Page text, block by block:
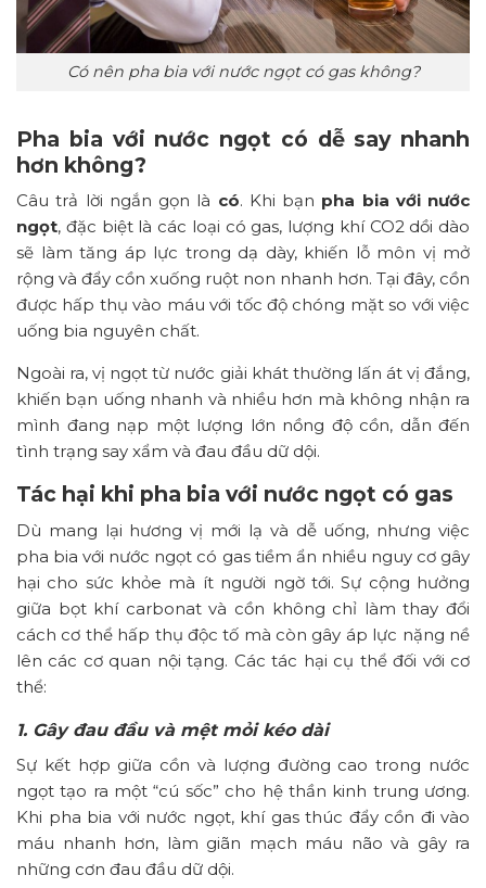
Có nên pha bia với nước ngọt có gas không?
Pha bia với nước ngọt có dễ say nhanh
hơn không?
Câu trả lời ngắn gọn là có. Khi bạn pha bia với nước
ngọt, đặc biệt là các loại có gas, lượng khí CO2 dồi dào
sẽ làm tăng áp lực trong dạ dày, khiến lỗ môn vị mở
rộng và đẩy cồn xuống ruột non nhanh hơn. Tại đây, cồn
được hấp thụ vào máu với tốc độ chóng mặt so với việc
uống bia nguyên chất.
Ngoài ra, vị ngọt từ nước giải khát thường lấn át vị đắng,
khiến bạn uống nhanh và nhiều hơn mà không nhận ra
mình đang nạp một lượng lớn nồng độ cồn, dẫn đến
tình trạng say xẩm và đau đầu dữ dội.
Tác hại khi pha bia với nước ngọt có gas
Dù mang lại hương vị mới lạ và dễ uống, nhưng việc
pha bia với nước ngọt có gas tiềm ẩn nhiều nguy cơ gây
hại cho sức khỏe mà ít người ngờ tới. Sự cộng hưởng
giữa bọt khí carbonat và cồn không chỉ làm thay đổi
cách cơ thể hấp thụ độc tố mà còn gây áp lực nặng nề
lên các cơ quan nội tạng. Các tác hại cụ thể đối với cơ
thể:
1. Gây đau đầu và mệt mỏi kéo dài
Sự kết hợp giữa cồn và lượng đường cao trong nước
ngọt tạo ra một “cú sốc” cho hệ thần kinh trung ương.
Khi pha bia với nước ngọt, khí gas thúc đẩy cồn đi vào
máu nhanh hơn, làm giãn mạch máu não và gây ra
những cơn đau đầu dữ dội.